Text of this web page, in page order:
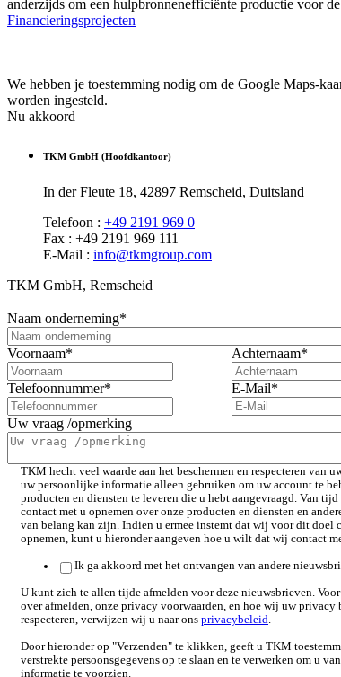
anderzijds om een hulpbronnenefficiënte productie voor
Financieringsprojecten
We hebben je toestemming nodig om de Google Maps-
worden ingesteld.
Nu akkoord
TKM GmbH (Hoofdkantoor)
In der Fleute 18, 42897 Remscheid, Duitsland
Telefoon : +49 2191 969 0
Fax : +49 2191 969 111
E-Mail : info@tkmgroup.com
TKM GmbH, Remscheid
Naam onderneming*
Voornaam* Achternaam*
Telefoonnummer* E-Mail*
Uw vraag /opmerking
TKM hecht veel waarde aan het beschermen en respecteren van
uw persoonlijke informatie alleen gebruiken om uw account te
producten en diensten te leveren die u hebt aangevraagd. Van
contact met u opnemen over onze producten en diensten en
van belang kan zijn. Indien u ermee instemt dat wij voor dit doel
opnemen, kunt u hieronder aangeven hoe u wilt dat wij contact
Ik ga akkoord met het ontvangen van andere
U kunt zich te allen tijde afmelden voor deze nieuwsbrieven.
over afmelden, onze privacy voorwaarden, en hoe wij uw privacy
respecteren, verwijzen wij u naar ons privacybeleid.
Door hieronder op "Verzenden" te klikken, geeft u TKM
verstrekte persoonsgegevens op te slaan en te verwerken om u
informatie te voorzien.